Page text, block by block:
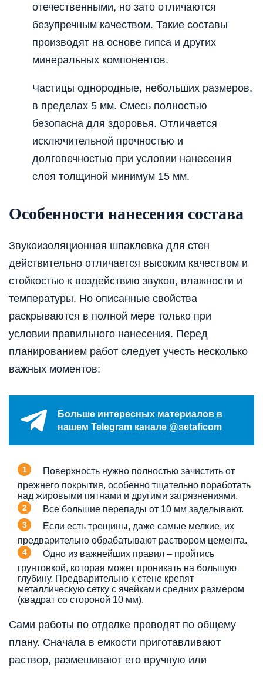
отечественными, но зато отличаются
безупречным качеством. Такие составы
производят на основе гипса и других
минеральных компонентов.
Частицы однородные, небольших размеров,
в пределах 5 мм. Смесь полностью
безопасна для здоровья. Отличается
исключительной прочностью и
долговечностью при условии нанесения
слоя толщиной минимум 15 мм.
Особенности нанесения состава
Звукоизоляционная шпаклевка для стен
действительно отличается высоким качеством и
стойкостью к воздействию звуков, влажности и
температуры. Но описанные свойства
раскрываются в полной мере только при
условии правильного нанесения. Перед
планированием работ следует учесть несколько
важных моментов:
Больше интересных материалов в
нашем Telegram канале @setaficom
Поверхность нужно полностью зачистить от
прежнего покрытия, особенно тщательно поработать
над жировыми пятнами и другими загрязнениями.
Все большие перепады от 10 мм заделывают.
Если есть трещины, даже самые мелкие, их
предварительно обрабатывают раствором цемента.
Одно из важнейших правил – пройтись
грунтовкой, которая может проникать на большую
глубину. Предварительно к стене крепят
металлическую сетку с ячейками средних размером
(квадрат со стороной 10 мм).
Сами работы по отделке проводят по общему
плану. Сначала в емкости приготавливают
раствор, размешивают его вручную или